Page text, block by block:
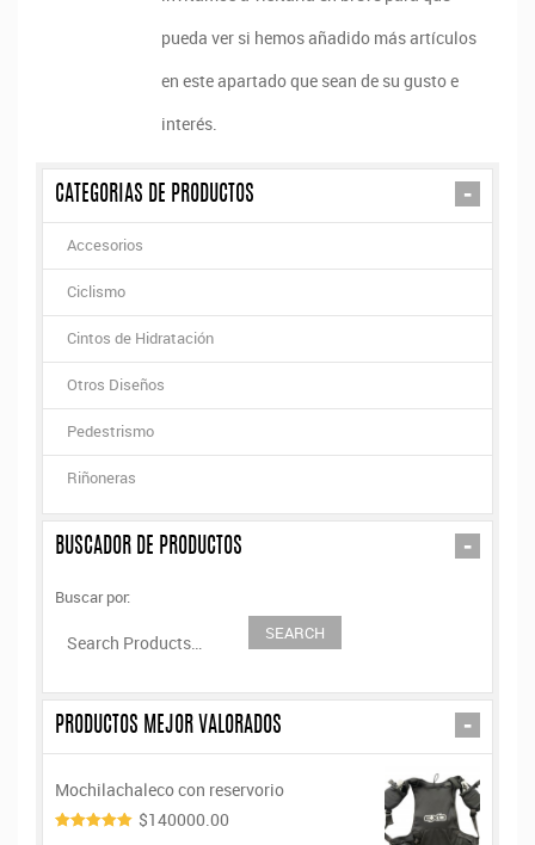
pueda ver si hemos añadido más artículos
en este apartado que sean de su gusto e
interés.
-
CATEGORIAS DE PRODUCTOS
Accesorios
Ciclismo
Cintos de Hidratación
Otros Diseños
Pedestrismo
Riñoneras
-
BUSCADOR DE PRODUCTOS
Buscar por:
-
PRODUCTOS MEJOR VALORADOS
Mochilachaleco con reservorio
$140000.00